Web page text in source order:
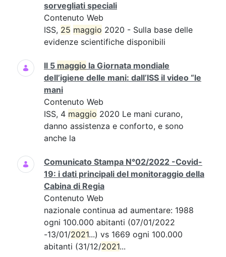
sorvegliati speciali
Contenuto Web
ISS, 25 maggio 2020 - Sulla base delle
evidenze scientifiche disponibili
Il 5 maggio la Giornata mondiale
dell’igiene delle mani: dall’ISS il video “le
mani
Contenuto Web
ISS, 4 maggio 2020 Le mani curano,
danno assistenza e conforto, e sono
anche la
Comunicato Stampa N°02/2022 -Covid-
19: i dati principali del monitoraggio della
Cabina di Regia
Contenuto Web
nazionale continua ad aumentare: 1988
ogni 100.000 abitanti (07/01/2022
-13/01/2021...) vs 1669 ogni 100.000
abitanti (31/12/2021...